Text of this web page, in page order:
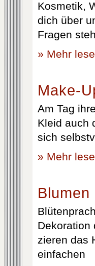
Kosmetik,
dich über
Fragen
» Mehr
Make-
Am Tag
Kleid auch
sich
» Mehr
Blumen
Dekoration
zieren das
einfachen